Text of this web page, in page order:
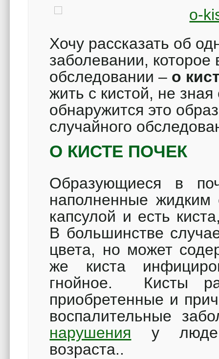
Хочу рассказать об
заболевании, которое
обследовании – о
жить с кистой, не
обнаружится это
случайного
О КИСТЕ ПОЧЕК
Образующиеся в
наполненные
капсулой и есть
В большинстве
цвета, но может
же киста
гнойное. Кисты
приобретенные и
воспалительные
нарушения у
возраста..